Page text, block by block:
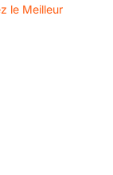
le Meilleur